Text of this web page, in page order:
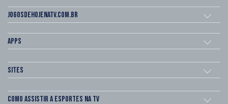
Jogosdehojenatv.com.br
Apps
Sites
Como assistir a esportes na TV